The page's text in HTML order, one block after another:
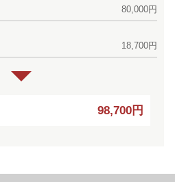
80,000円
18,700円
98,700円